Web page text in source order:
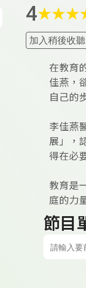
4★★★
加入稍後收聽
在教育
佳燕，
自己的
李佳燕
展」，
得在必
教育是
庭的力
節目